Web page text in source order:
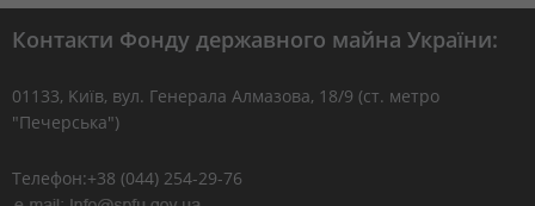
Контакти Фонду державного майна України:
01133, Kиїв, вул. Генерала Алмазова, 18/9 (ст. метро
"Печерська")
Телефон:+38 (044) 254-29-76